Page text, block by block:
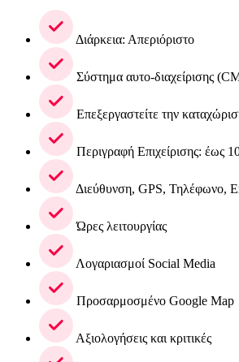
Διάρκεια: Απεριόριστο
Σύστημα αυτο-διαχείρισης
Επεξεργαστείτε την
Περιγραφή Επιχείρισης: έως
Διεύθυνση, GPS, Τηλέφωνο,
Ώρες λειτουργίας
Λογαριασμοί Social Media
Προσαρμοσμένο Google Map
Αξιολογήσεις και κριτικές